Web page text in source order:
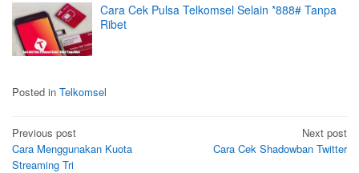
Cara Cek Pulsa Telkomsel Selain *888# Tanpa
Ribet
Posted in Telkomsel
Post
navigation
Previous post
Cara Menggunakan Kuota
Streaming Tri
Next post
Cara Cek Shadowban Twitter